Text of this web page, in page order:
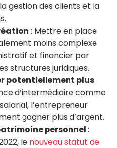
gestion des clients et la
: Mettre en place
moins complexe
et financier par
structures juridiques.
potentiellement plus
d’intermédiaire comme
l’entrepreneur
gagner plus d’argent.
personnel:
le nouveau statut de